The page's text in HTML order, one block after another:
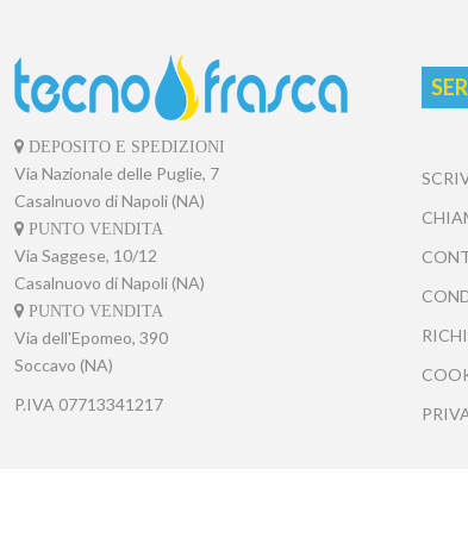
DEPOSITO E SPEDIZIONI
Via Nazionale delle Puglie, 7
Casalnuovo di Napoli (NA)
PUNTO VENDITA
Via Saggese, 10/12
Casalnuovo di Napoli (NA)
PUNTO VENDITA
Via dell'Epomeo, 390
Soccavo (NA)
P.IVA 07713341217